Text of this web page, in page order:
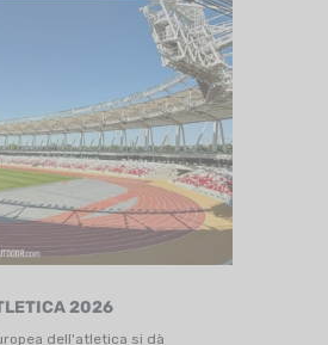
2026
dell'atletica si dà